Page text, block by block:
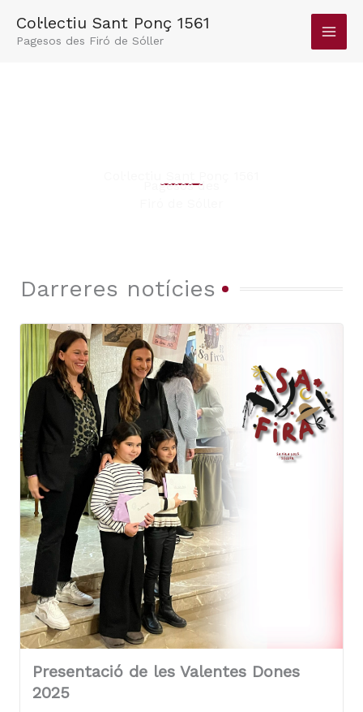
Col·lectiu Sant Ponç 1561
Pagesos des Firó de Sóller
Pagesos des
Darreres notícies
Presentació de les Valentes Dones
2025